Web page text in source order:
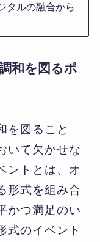
タルの融合から
和を図るポ
を図ること
いて欠かせな
ントとは、オ
形式を組み合
かつ満足のい
式のイベント